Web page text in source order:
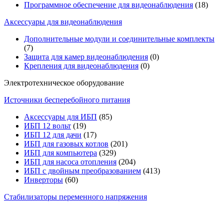
Программное обеспечение для видеонаблюдения (18)
Аксессуары для видеонаблюдения
Дополнительные модули и соединительные комплекты
(7)
Защита для камер видеонаблюдения (0)
Крепления для видеонаблюдения (0)
Электротехническое оборудование
Источники бесперебойного питания
Аксессуары для ИБП (85)
ИБП 12 вольт (19)
ИБП 12 для дачи (17)
ИБП для газовых котлов (201)
ИБП для компьютера (329)
ИБП для насоса отопления (204)
ИБП с двойным преобразованием (413)
Инверторы (60)
Стабилизаторы переменного напряжения